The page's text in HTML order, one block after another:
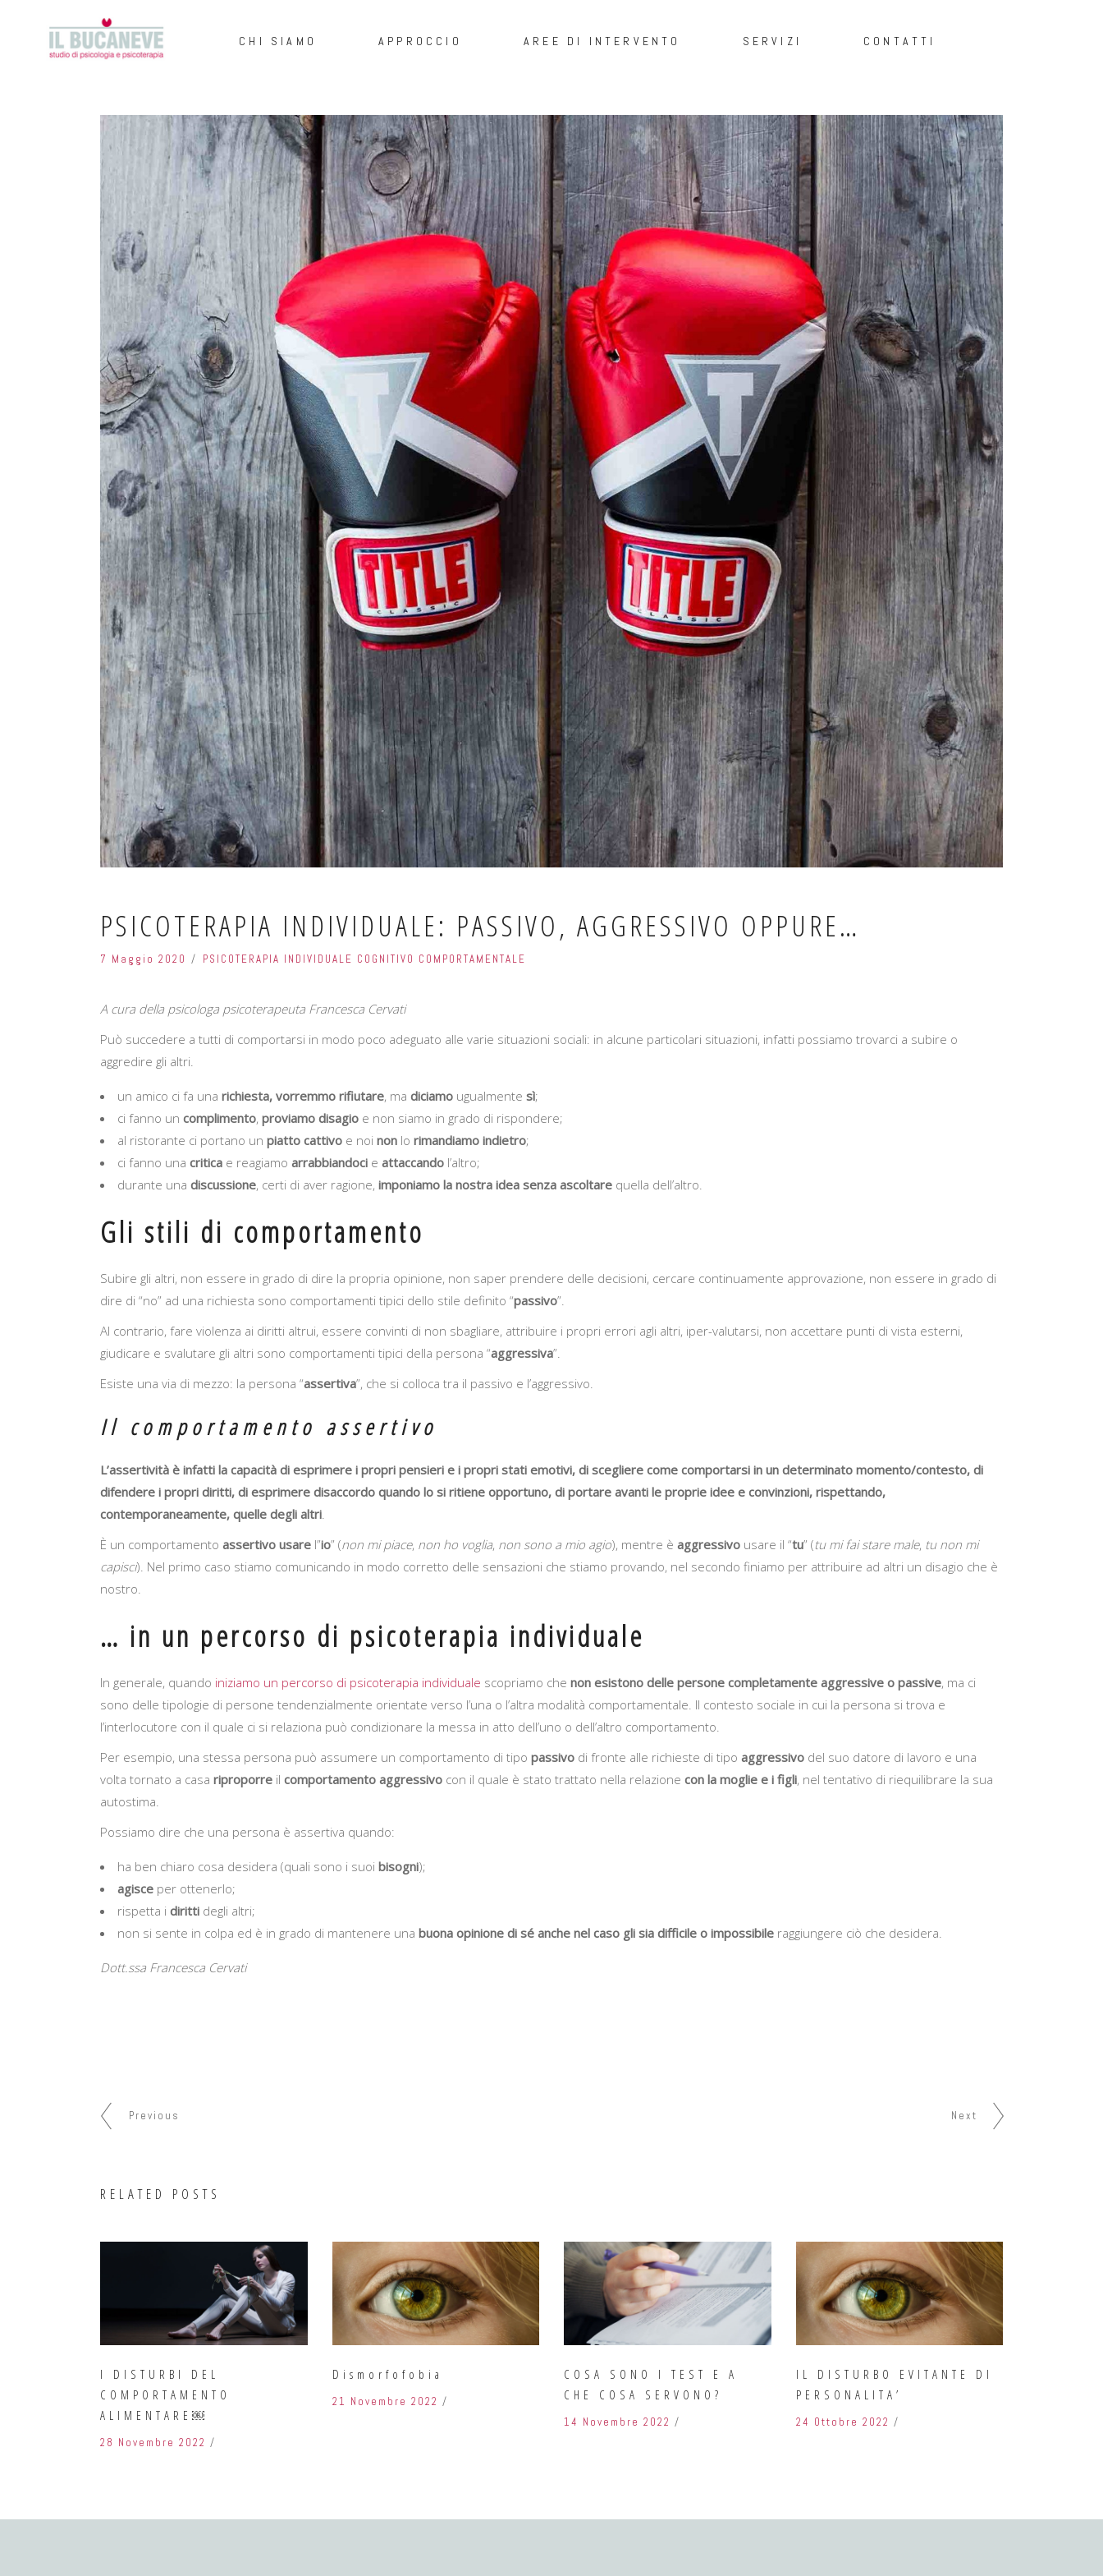
HOME CHI SIAMO APPROCCIO AREE DI INTERVENTO SERVIZI CONTATTI
PSICOTERAPIA INDIVIDUALE: PASSIVO, AGGRESSIVO OPPURE…
7 Maggio 2020 PSICOTERAPIA INDIVIDUALE COGNITIVO COMPORTAMENTALE
A cura della psicologa psicoterapeuta Francesca Cervati
Può succedere a tutti di comportarsi in modo poco adeguato alle varie situazioni sociali: in alcune particolari situazioni, infatti possiamo trovarci a subire o
aggredire gli altri.
un amico ci fa una richiesta, vorremmo rifiutare, ma diciamo ugualmente sì;
ci fanno un complimento, proviamo disagio e non siamo in grado di rispondere;
al ristorante ci portano un piatto cattivo e noi non lo rimandiamo indietro;
ci fanno una critica e reagiamo arrabbiandoci e attaccando l’altro;
durante una discussione, certi di aver ragione, imponiamo la nostra idea senza ascoltare quella dell’altro.
Gli stili di comportamento
Subire gli altri, non essere in grado di dire la propria opinione, non saper prendere delle decisioni, cercare continuamente approvazione, non essere in grado di
dire di “no” ad una richiesta sono comportamenti tipici dello stile definito “passivo”.
Al contrario, fare violenza ai diritti altrui, essere convinti di non sbagliare, attribuire i propri errori agli altri, iper-valutarsi, non accettare punti di vista esterni,
giudicare e svalutare gli altri sono comportamenti tipici della persona “aggressiva”.
Esiste una via di mezzo: la persona “assertiva”, che si colloca tra il passivo e l’aggressivo.
Il comportamento assertivo
L’assertività è infatti la capacità di esprimere i propri pensieri e i propri stati emotivi, di scegliere come comportarsi in un determinato momento/contesto, di
difendere i propri diritti, di esprimere disaccordo quando lo si ritiene opportuno, di portare avanti le proprie idee e convinzioni, rispettando,
contemporaneamente, quelle degli altri.
È un comportamento assertivo usare l”io” (non mi piace, non ho voglia, non sono a mio agio), mentre è aggressivo usare il “tu” (tu mi fai stare male, tu non mi
capisci). Nel primo caso stiamo comunicando in modo corretto delle sensazioni che stiamo provando, nel secondo finiamo per attribuire ad altri un disagio che è
nostro.
… in un percorso di psicoterapia individuale
In generale, quando iniziamo un percorso di psicoterapia individuale scopriamo che non esistono delle persone completamente aggressive o passive, ma ci
sono delle tipologie di persone tendenzialmente orientate verso l’una o l’altra modalità comportamentale. Il contesto sociale in cui la persona si trova e
l’interlocutore con il quale ci si relaziona può condizionare la messa in atto dell’uno o dell’altro comportamento.
Per esempio, una stessa persona può assumere un comportamento di tipo passivo di fronte alle richieste di tipo aggressivo del suo datore di lavoro e una
volta tornato a casa riproporre il comportamento aggressivo con il quale è stato trattato nella relazione con la moglie e i figli, nel tentativo di riequilibrare la sua
autostima.
Possiamo dire che una persona è assertiva quando:
ha ben chiaro cosa desidera (quali sono i suoi bisogni);
agisce per ottenerlo;
rispetta i diritti degli altri;
non si sente in colpa ed è in grado di mantenere una buona opinione di sé anche nel caso gli sia difficile o impossibile raggiungere ciò che desidera.
Dott.ssa Francesca Cervati
Previous Next
RELATED POSTS
I DISTURBI DEL
COMPORTAMENTO
ALIMENTARE￼
28 Novembre 2022
Dismorfofobia
21 Novembre 2022
COSA SONO I TEST E A
CHE COSA SERVONO?
14 Novembre 2022
IL DISTURBO EVITANTE DI
PERSONALITA’
24 Ottobre 2022